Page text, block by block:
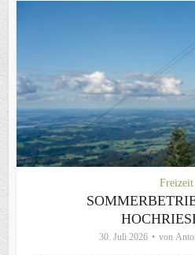
Freizeit
30. Juli 2026 von